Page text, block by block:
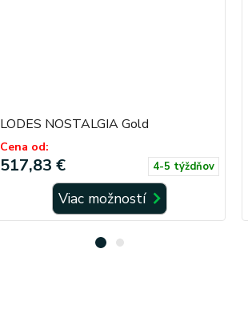
LODES NOSTALGIA Gold
Cena od:
517,83 € 4-5 týždňov
Viac možností